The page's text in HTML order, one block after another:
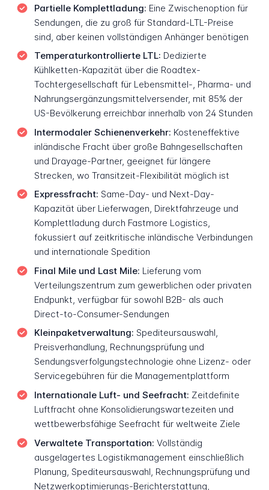
Partielle Komplettladung: Eine Zwischenoption für
Sendungen, die zu groß für Standard-LTL-Preise
sind, aber keinen vollständigen Anhänger benötigen
Temperaturkontrollierte LTL: Dedizierte
Kühlketten-Kapazität über die Roadtex-
Tochtergesellschaft für Lebensmittel-, Pharma- und
Nahrungsergänzungsmittelversender, mit 85% der
US-Bevölkerung erreichbar innerhalb von 24 Stunden
Intermodaler Schienenverkehr: Kosteneffektive
inländische Fracht über große Bahngesellschaften
und Drayage-Partner, geeignet für längere
Strecken, wo Transitzeit-Flexibilität möglich ist
Expressfracht: Same-Day- und Next-Day-
Kapazität über Lieferwagen, Direktfahrzeuge und
Komplettladung durch Fastmore Logistics,
fokussiert auf zeitkritische inländische Verbindungen
und internationale Spedition
Final Mile und Last Mile: Lieferung vom
Verteilungszentrum zum gewerblichen oder privaten
Endpunkt, verfügbar für sowohl B2B- als auch
Direct-to-Consumer-Sendungen
Kleinpaketverwaltung: Spediteursauswahl,
Preisverhandlung, Rechnungsprüfung und
Sendungsverfolgungstechnologie ohne Lizenz- oder
Servicegebühren für die Managementplattform
Internationale Luft- und Seefracht: Zeitdefinite
Luftfracht ohne Konsolidierungswartezeiten und
wettbewerbsfähige Seefracht für weltweite Ziele
Verwaltete Transportation: Vollständig
ausgelagertes Logistikmanagement einschließlich
Planung, Spediteursauswahl, Rechnungsprüfung und
Netzwerkoptimierungs-Berichterstattung,